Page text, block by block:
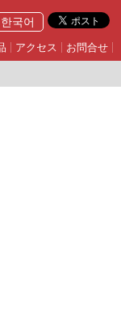
한국어
アクセス お問合せ